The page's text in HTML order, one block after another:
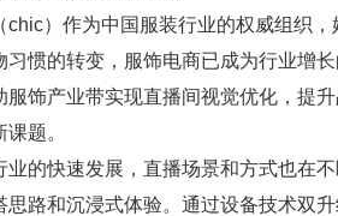
chic）作为中国服装行业的权威组织
习惯的转变，服饰电商已成为行业增
服饰产业带实现直播间视觉优化，提
题。
业的快速发展，直播场景和方式也在
思路和沉浸式体验。通过设备技术双